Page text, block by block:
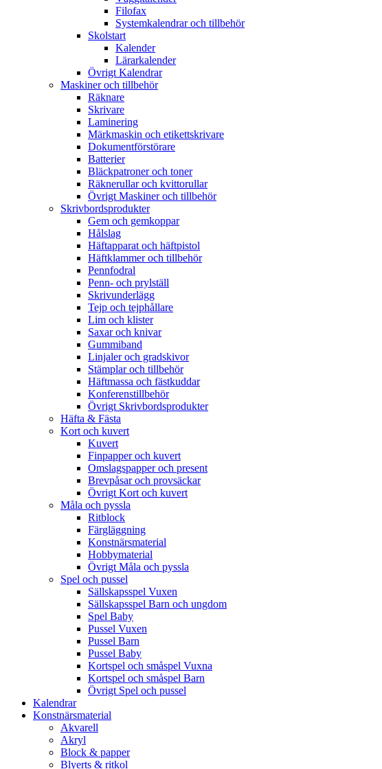
Filofax
Systemkalendrar och tillbehör
Skolstart
Kalender
Lärarkalender
Övrigt Kalendrar
Maskiner och tillbehör
Räknare
Skrivare
Laminering
Märkmaskin och etikettskrivare
Dokumentförstörare
Batterier
Bläckpatroner och toner
Räknerullar och kvittorullar
Övrigt Maskiner och tillbehör
Skrivbordsprodukter
Gem och gemkoppar
Hålslag
Häftapparat och häftpistol
Häftklammer och tillbehör
Pennfodral
Penn- och prylställ
Skrivunderlägg
Tejp och tejphållare
Lim och klister
Saxar och knivar
Gummiband
Linjaler och gradskivor
Stämplar och tillbehör
Häftmassa och fästkuddar
Konferenstillbehör
Övrigt Skrivbordsprodukter
Häfta & Fästa
Kort och kuvert
Kuvert
Finpapper och kuvert
Omslagspapper och present
Brevpåsar och provsäckar
Övrigt Kort och kuvert
Måla och pyssla
Ritblock
Färgläggning
Konstnärsmaterial
Hobbymaterial
Övrigt Måla och pyssla
Spel och pussel
Sällskapsspel Vuxen
Sällskapsspel Barn och ungdom
Spel Baby
Pussel Vuxen
Pussel Barn
Pussel Baby
Kortspel och småspel Vuxna
Kortspel och småspel Barn
Övrigt Spel och pussel
Kalendrar
Konstnärsmaterial
Akvarell
Akryl
Block & papper
Blyerts & ritkol